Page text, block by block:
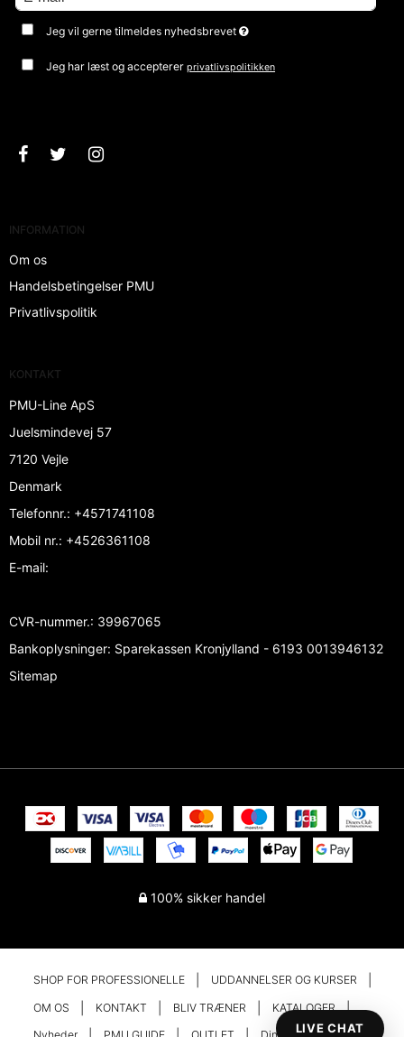
Jeg vil gerne tilmeldes nyhedsbrevet
Jeg har læst og acceptererprivatlivspolitikken
INFORMATION
Om os
Handelsbetingelser PMU
Privatlivspolitik
KONTAKT
PMU-Line ApS
Juelsmindevej 57
7120 Vejle
Denmark
Telefonnr.: +4571741108
Mobil nr.: +4526361108
E-mail:
CVR-nummer.: 39967065
Bankoplysninger: Sparekassen Kronjylland - 6193 0013946132
Sitemap
100% sikker handel
SHOP FOR PROFESSIONELLE UDDANNELSER OG KURSER
OM OS KONTAKT BLIV TRÆNER KATALOGER
LIVE CHAT